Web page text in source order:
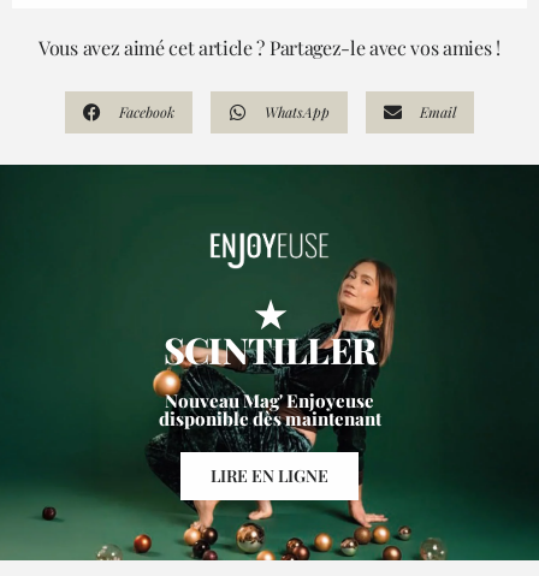
Vous avez aimé cet article ? Partagez-le avec vos amies !
Facebook WhatsApp Email
★
SCINTILLER
Nouveau Mag' Enjoyeuse
disponible dès maintenant
LIRE EN LIGNE